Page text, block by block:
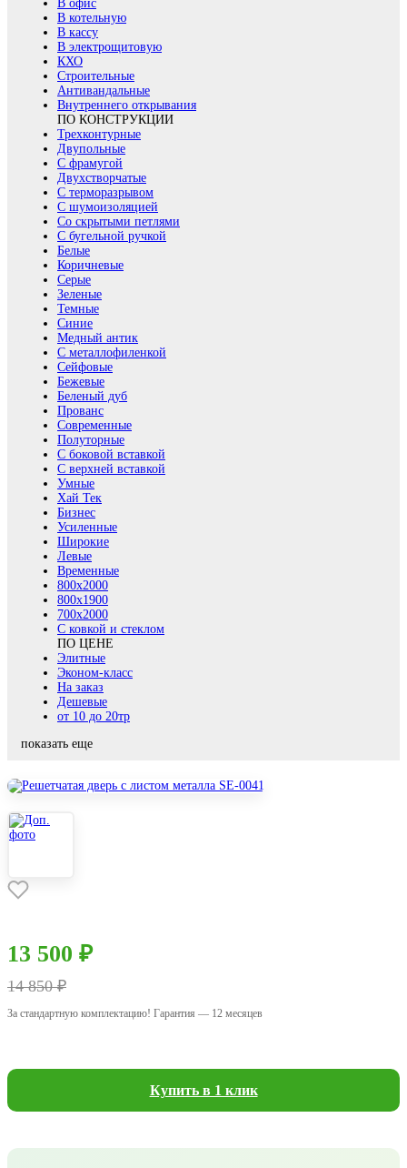
В офис
В котельную
В кассу
В электрощитовую
КХО
Строительные
Антивандальные
Внутреннего открывания
ПО КОНСТРУКЦИИ
Трехконтурные
Двупольные
С фрамугой
Двухстворчатые
С терморазрывом
С шумоизоляцией
Со скрытыми петлями
С бугельной ручкой
Белые
Коричневые
Серые
Зеленые
Темные
Синие
Медный антик
С металлофиленкой
Сейфовые
Бежевые
Беленый дуб
Прованс
Современные
Полуторные
С боковой вставкой
С верхней вставкой
Умные
Хай Тек
Бизнес
Усиленные
Широкие
Левые
Временные
800х2000
800x1900
700x2000
С ковкой и стеклом
ПО ЦЕНЕ
Элитные
Эконом-класс
На заказ
Дешевые
от 10 до 20тр
показать еще
13 500 ₽
14 850 ₽
За стандартную комплектацию! Гарантия — 12 месяцев
Купить в 1 клик